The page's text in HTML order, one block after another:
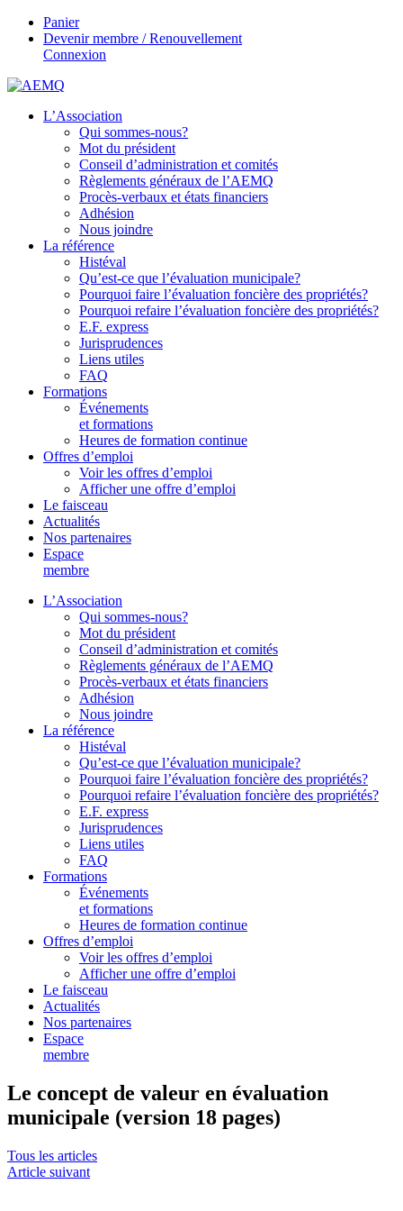
Panier
Devenir membre / Renouvellement
Connexion
L’Association
Qui sommes-nous?
Mot du président
Conseil d’administration et comités
Règlements généraux de l’AEMQ
Procès-verbaux et états financiers
Adhésion
Nous joindre
La référence
Histéval
Qu’est-ce que l’évaluation municipale?
Pourquoi faire l’évaluation foncière des propriétés?
Pourquoi refaire l’évaluation foncière des propriétés?
E.F. express
Jurisprudences
Liens utiles
FAQ
Formations
Événements
et formations
Heures de formation continue
Offres d’emploi
Voir les offres d’emploi
Afficher une offre d’emploi
Le faisceau
Actualités
Nos partenaires
Espace
membre
L’Association
Qui sommes-nous?
Mot du président
Conseil d’administration et comités
Règlements généraux de l’AEMQ
Procès-verbaux et états financiers
Adhésion
Nous joindre
La référence
Histéval
Qu’est-ce que l’évaluation municipale?
Pourquoi faire l’évaluation foncière des propriétés?
Pourquoi refaire l’évaluation foncière des propriétés?
E.F. express
Jurisprudences
Liens utiles
FAQ
Formations
Événements
et formations
Heures de formation continue
Offres d’emploi
Voir les offres d’emploi
Afficher une offre d’emploi
Le faisceau
Actualités
Nos partenaires
Espace
membre
Le concept de valeur en évaluation
municipale (version 18 pages)
Tous les articles
Article suivant